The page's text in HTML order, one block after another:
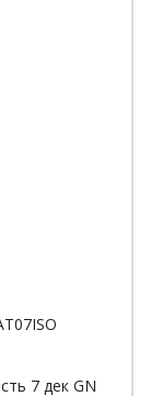
7 дек GN